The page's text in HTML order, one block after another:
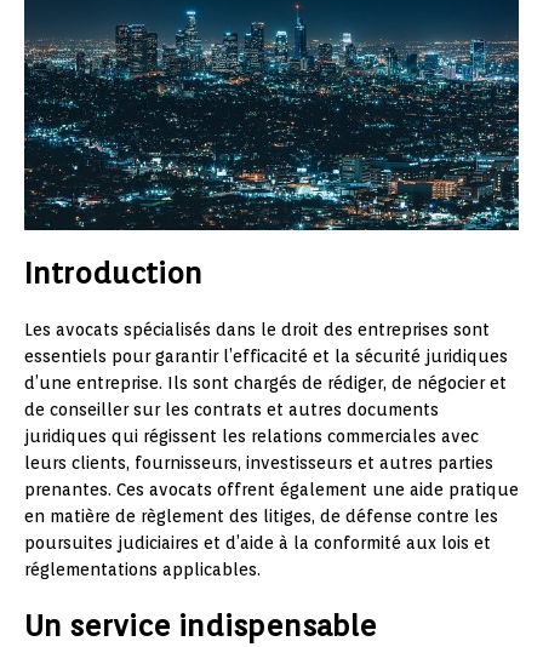
Introduction
Les avocats spécialisés dans le droit des entreprises sont
essentiels pour garantir l’efficacité et la sécurité juridiques
d’une entreprise. Ils sont chargés de rédiger, de négocier et
de conseiller sur les contrats et autres documents
juridiques qui régissent les relations commerciales avec
leurs clients, fournisseurs, investisseurs et autres parties
prenantes. Ces avocats offrent également une aide pratique
en matière de règlement des litiges, de défense contre les
poursuites judiciaires et d’aide à la conformité aux lois et
réglementations applicables.
Un service indispensable